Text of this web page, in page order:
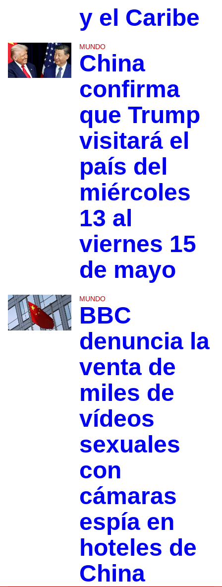
y el Caribe
MUNDO
China
confirma
que Trump
visitará el
país del
miércoles
13 al
viernes 15
de mayo
MUNDO
BBC
denuncia la
venta de
miles de
vídeos
sexuales
con
cámaras
espía en
hoteles de
China